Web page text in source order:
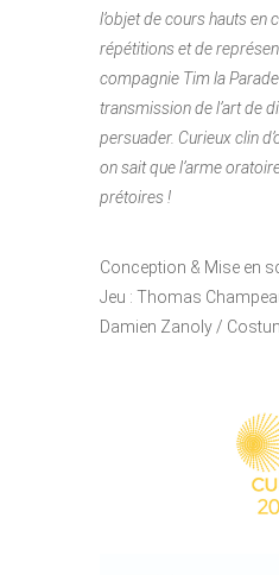
l’objet de cours hauts en
répétitions et de
compagnie Tim la
transmission de l’art de
persuader. Curieux clin
on sait que l’arme
prétoires !
Conception & Mise en
Jeu : Thomas
Damien Zanoly /